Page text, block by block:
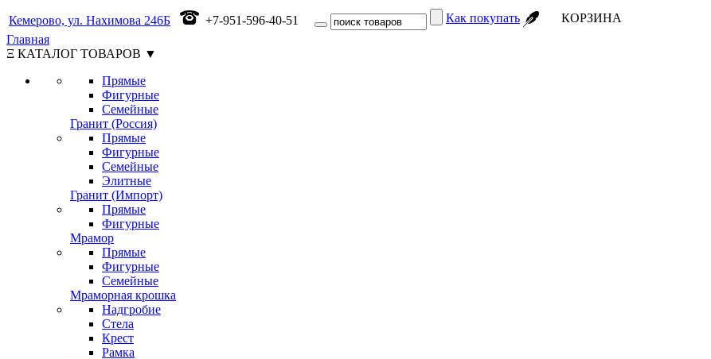
Кемерово, ул. Нахимова 246Б +7-951-596-40-51 Как покупать
КОРЗИНА
Главная
Ξ КАТАЛОГ ТОВАРОВ ▼
Прямые
Фигурные
Семейные
Гранит (Россия)
Прямые
Фигурные
Семейные
Элитные
Гранит (Импорт)
Прямые
Фигурные
Мрамор
Прямые
Фигурные
Семейные
Мраморная крошка
Надгробие
Стела
Крест
Рамка